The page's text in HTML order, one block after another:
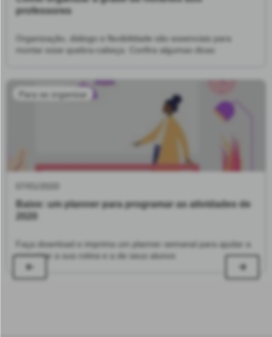
com todos) o que foi levantado e será encaminhado
o planejamento da escola nunca para porque estamos
planejamento não se esgota, ele se qualifica”, comenta
professores
Organização, diálogo e flexibilidade são essenciais para
montar esse quebra-cabeça. Confira algumas dicas
Para se organizar
Baixe: um planner para programar as atividades de
Faça download e imprima um planner semanal para ajudar a
organizar a sua rotina e a de seus alunos